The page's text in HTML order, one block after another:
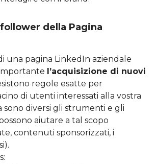
della Pagina
una pagina LinkedIn aziendale
l’acquisizione di nuovi
regole esatte per
di utenti interessati alla vostra
sono diversi gli strumenti e gli
aiutare a tal scopo
contenuti sponsorizzati, i